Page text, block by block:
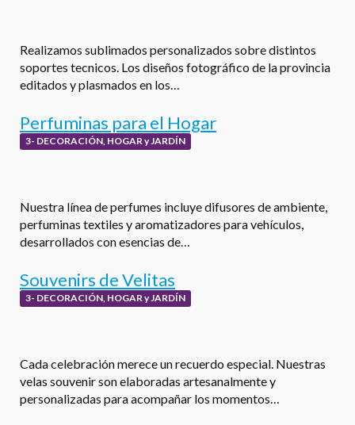
Realizamos sublimados personalizados sobre distintos
soportes tecnicos. Los diseños fotográfico de la provincia
editados y plasmados en los…
Perfuminas para el Hogar
3- DECORACIÓN, HOGAR y JARDÍN
Nuestra línea de perfumes incluye difusores de ambiente,
perfuminas textiles y aromatizadores para vehículos,
desarrollados con esencias de…
Souvenirs de Velitas
3- DECORACIÓN, HOGAR y JARDÍN
Cada celebración merece un recuerdo especial. Nuestras
velas souvenir son elaboradas artesanalmente y
personalizadas para acompañar los momentos…